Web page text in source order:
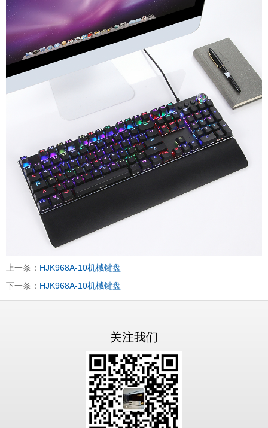
上一条： HJK968A-10机械键盘
下一条： HJK968A-10机械键盘
关注我们